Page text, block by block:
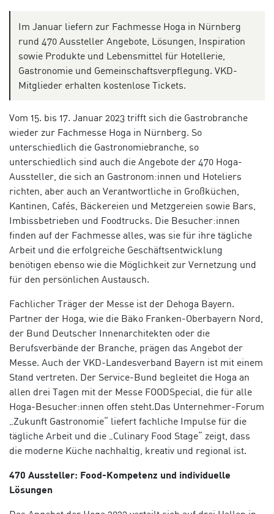
Im Januar liefern zur Fachmesse Hoga in Nürnberg
rund 470 Aussteller Angebote, Lösungen, Inspiration
sowie Produkte und Lebensmittel für Hotellerie,
Gastronomie und Gemeinschaftsverpflegung. VKD-
Mitglieder erhalten kostenlose Tickets.
Vom 15. bis 17. Januar 2023 trifft sich die Gastrobranche
wieder zur Fachmesse Hoga in Nürnberg. So
unterschiedlich die Gastronomiebranche, so
unterschiedlich sind auch die Angebote der 470 Hoga-
Aussteller, die sich an Gastronom:innen und Hoteliers
richten, aber auch an Verantwortliche in Großküchen,
Kantinen, Cafés, Bäckereien und Metzgereien sowie Bars,
Imbissbetrieben und Foodtrucks. Die Besucher:innen
finden auf der Fachmesse alles, was sie für ihre tägliche
Arbeit und die erfolgreiche Geschäftsentwicklung
benötigen ebenso wie die Möglichkeit zur Vernetzung und
für den persönlichen Austausch.
Fachlicher Träger der Messe ist der Dehoga Bayern.
Partner der Hoga, wie die Bäko Franken-Oberbayern Nord,
der Bund Deutscher Innenarchitekten oder die
Berufsverbände der Branche, prägen das Angebot der
Messe. Auch der VKD-Landesverband Bayern ist mit einem
Stand vertreten. Der Service-Bund begleitet die Hoga an
allen drei Tagen mit der Messe FOODSpecial, die für alle
Hoga-Besucher:innen offen steht.Das Unternehmer-Forum
„Zukunft Gastronomie“ liefert fachliche Impulse für die
tägliche Arbeit und die „Culinary Food Stage“ zeigt, dass
die moderne Küche nachhaltig, kreativ und regional ist.
470 Aussteller: Food-Kompetenz und individuelle
Lösungen